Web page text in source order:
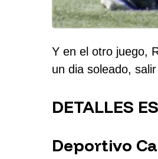
Y en el otro juego,
un dia soleado,
DETALLES
Deportivo